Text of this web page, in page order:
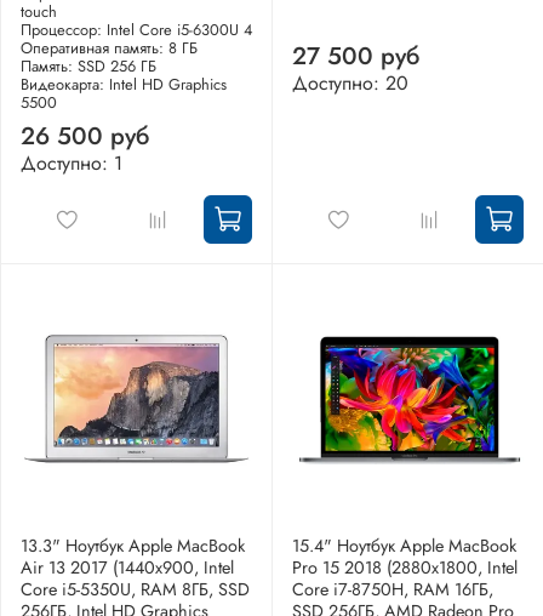
touch
Процессор: Intel Core i5-6300U 4
Оперативная память: 8 ГБ
Память: SSD 256 ГБ
Видеокарта: Intel HD Graphics
5500
26 500 руб
Доступно: 1
27 500 руб
Доступно: 20
13.3" Ноутбук Apple MacBook
Air 13 2017 (1440x900, Intel
Core i5-5350U, RAM 8ГБ, SSD
256ГБ, Intel HD Graphics
15.4" Ноутбук Apple MacBook
Pro 15 2018 (2880x1800, Intel
Core i7-8750H, RAM 16ГБ,
SSD 256ГБ, AMD Radeon Pro